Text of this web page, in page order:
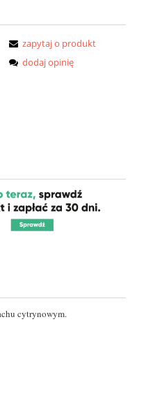
zapytaj o produkt
dodaj opinię
cytrynowym.